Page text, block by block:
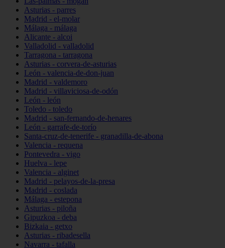
Asturias - parres
Madrid - el-molar
Málaga - málaga
Alicante - alcoi
Valladolid - valladolid
Tarragona - tarragona
Asturias - corvera-de-asturias
León - valencia-de-don-juan
Madrid - valdemoro
Madrid - villaviciosa-de-odón
León - león
Toledo - toledo
Madrid - san-fernando-de-henares
León - garrafe-de-torío
Santa-cruz-de-tenerife - granadilla-de-abona
Valencia - requena
Pontevedra - vigo
Huelva - lepe
Valencia - alginet
Madrid - pelayos-de-la-presa
Madrid - coslada
Málaga - estepona
Asturias - piloña
Gipuzkoa - deba
Bizkaia - getxo
Asturias - ribadesella
Navarra - tafalla